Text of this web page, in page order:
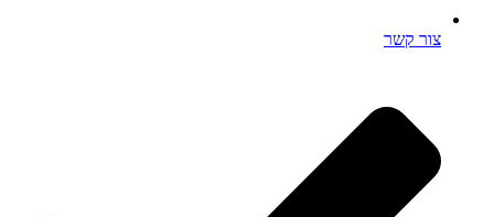
צור קשר